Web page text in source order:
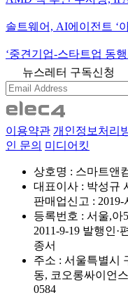
솔트웨어, AI에이전트 ‘
‘중견기업-스타트업 동
뉴스레터 구독신청
이용약관 개인정보처리
인 문의 미디어킷
상호명 : 스마트앤
대표이사 : 박성규
판매업신고 : 2019-
등록번호 : 서울,아
2011-9-19 발행인·
종서
주소 : 서울특별시
동, 코오롱싸이언
0584